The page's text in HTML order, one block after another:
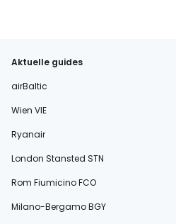
Aktuelle guides
airBaltic
Wien VIE
Ryanair
London Stansted STN
Rom Fiumicino FCO
Milano-Bergamo BGY